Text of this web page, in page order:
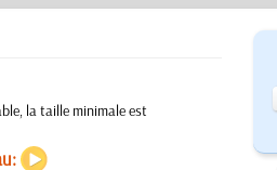
la taille minimale est